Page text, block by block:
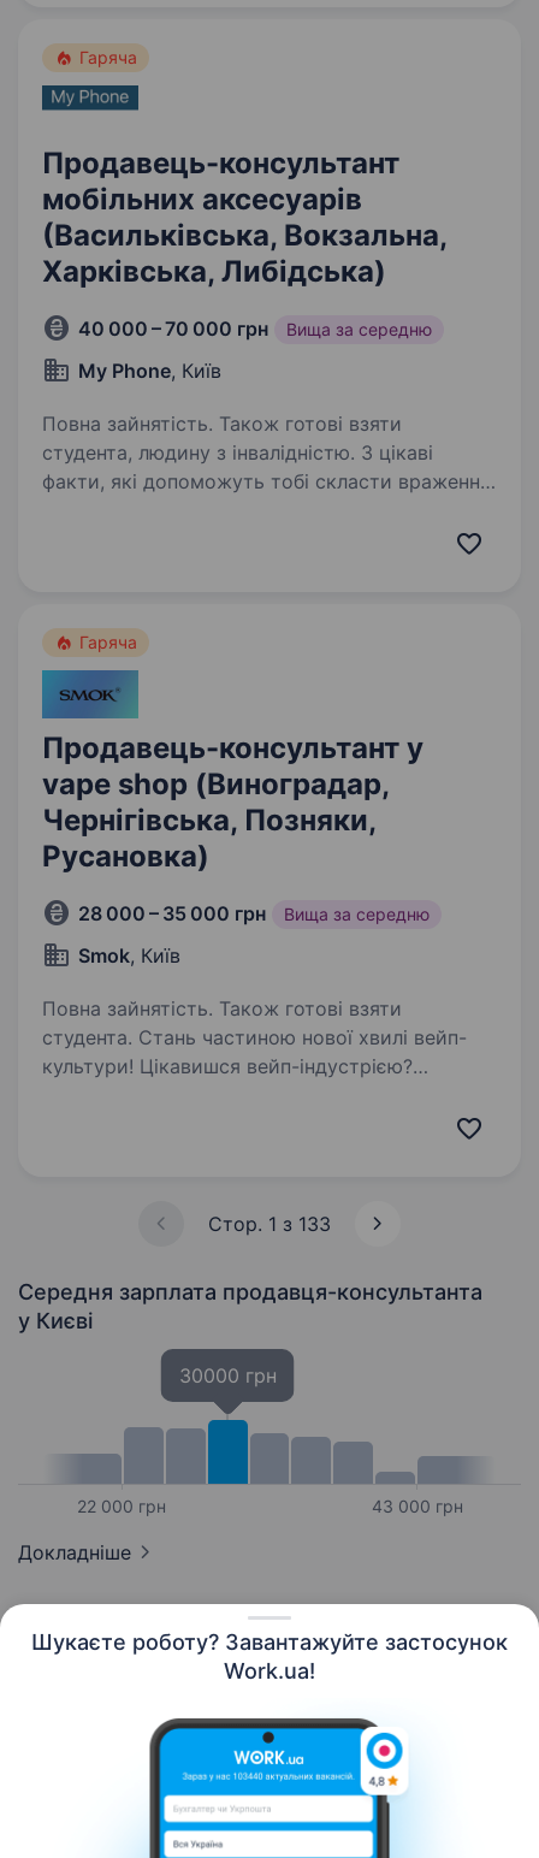
Шукаєте роботу? Завантажуйте застосунок
Work.ua!
Гаряча
Продавець-консультант
мобільних аксесуарів
(Васильківська, Вокзальна,
Харківська, Либідська)
40 000 – 70 000 грн Вища за середню
My Phone, Київ
Повна зайнятість. Також готові взяти
студента, людину з інвалідністю. 3 цікаві
факти, які допоможуть тобі скласти враження
співробітників прийшли в компанію не маючи
Гаряча
Продавець-консультант у
vape shop (Виноградар,
Чернігівська, Позняки,
Русановка)
28 000 – 35 000 грн Вища за середню
Smok, Київ
Повна зайнятість. Також готові взяти
студента. Стань частиною нової хвилі вейп-
культури! Цікавишся вейп-індустрією?
Отримай трендову професію з гідним доходом
Стор. 1 з 133
Середня зарплата продавця-консультанта
у Києві
22 000 грн
30000 грн
43 000 грн
Докладніше